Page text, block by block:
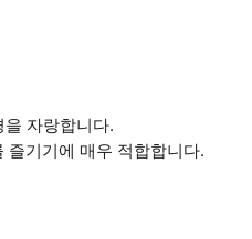
자랑합니다.
기기에 매우 적합합니다.